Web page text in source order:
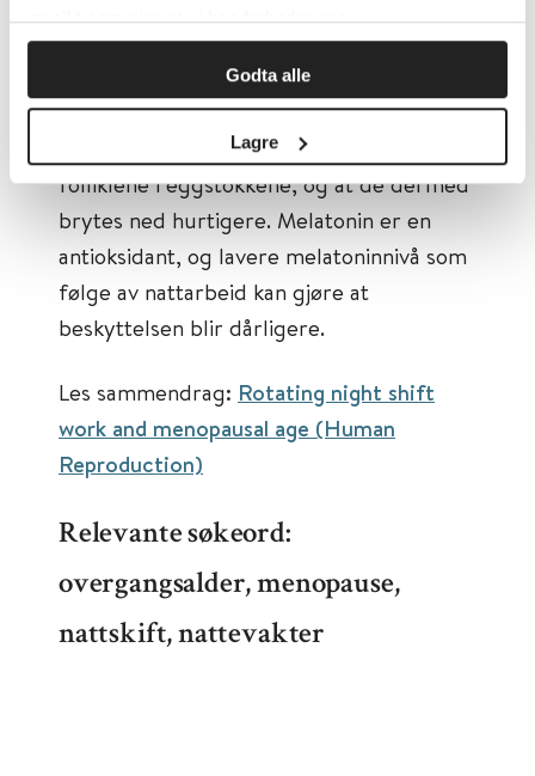
innsikt som gjør at vi kan forbedre oss.
Godta alle
Lagre
Årsaken blir spekulativ. Det kan tenkes at
stress som følger nattarbeid fører til mer
oksidativt stress, også i væsken som omgir
folliklene i eggstokkene, og at de dermed
brytes ned hurtigere. Melatonin er en
antioksidant, og lavere melatoninnivå som
følge av nattarbeid kan gjøre at
beskyttelsen blir dårligere.
Les sammendrag: Rotating night shift
work and menopausal age (Human
Reproduction)
Relevante søkeord:
overgangsalder, menopause,
nattskift, nattevakter